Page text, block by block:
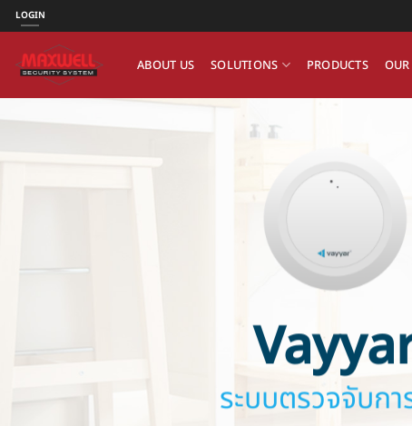
ข้าม
ไป
เนื้อหา
LOGIN
ABOUT US SOLUTIONS PRODUCTS
ระบบตรวจจับก